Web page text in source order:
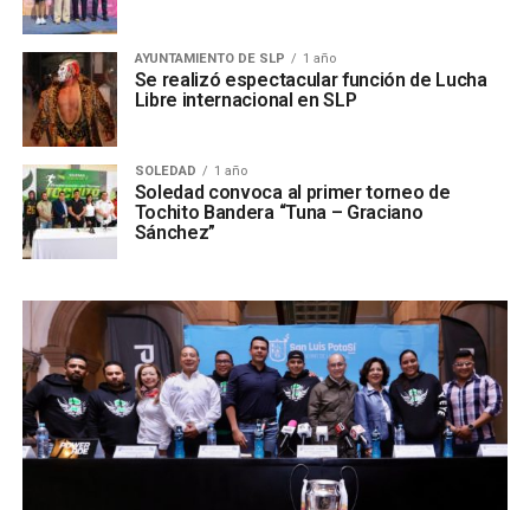
AYUNTAMIENTO DE SLP 1 año
Se realizó espectacular función de Lucha
Libre internacional en SLP
SOLEDAD 1 año
Soledad convoca al primer torneo de
Tochito Bandera “Tuna – Graciano
Sánchez”